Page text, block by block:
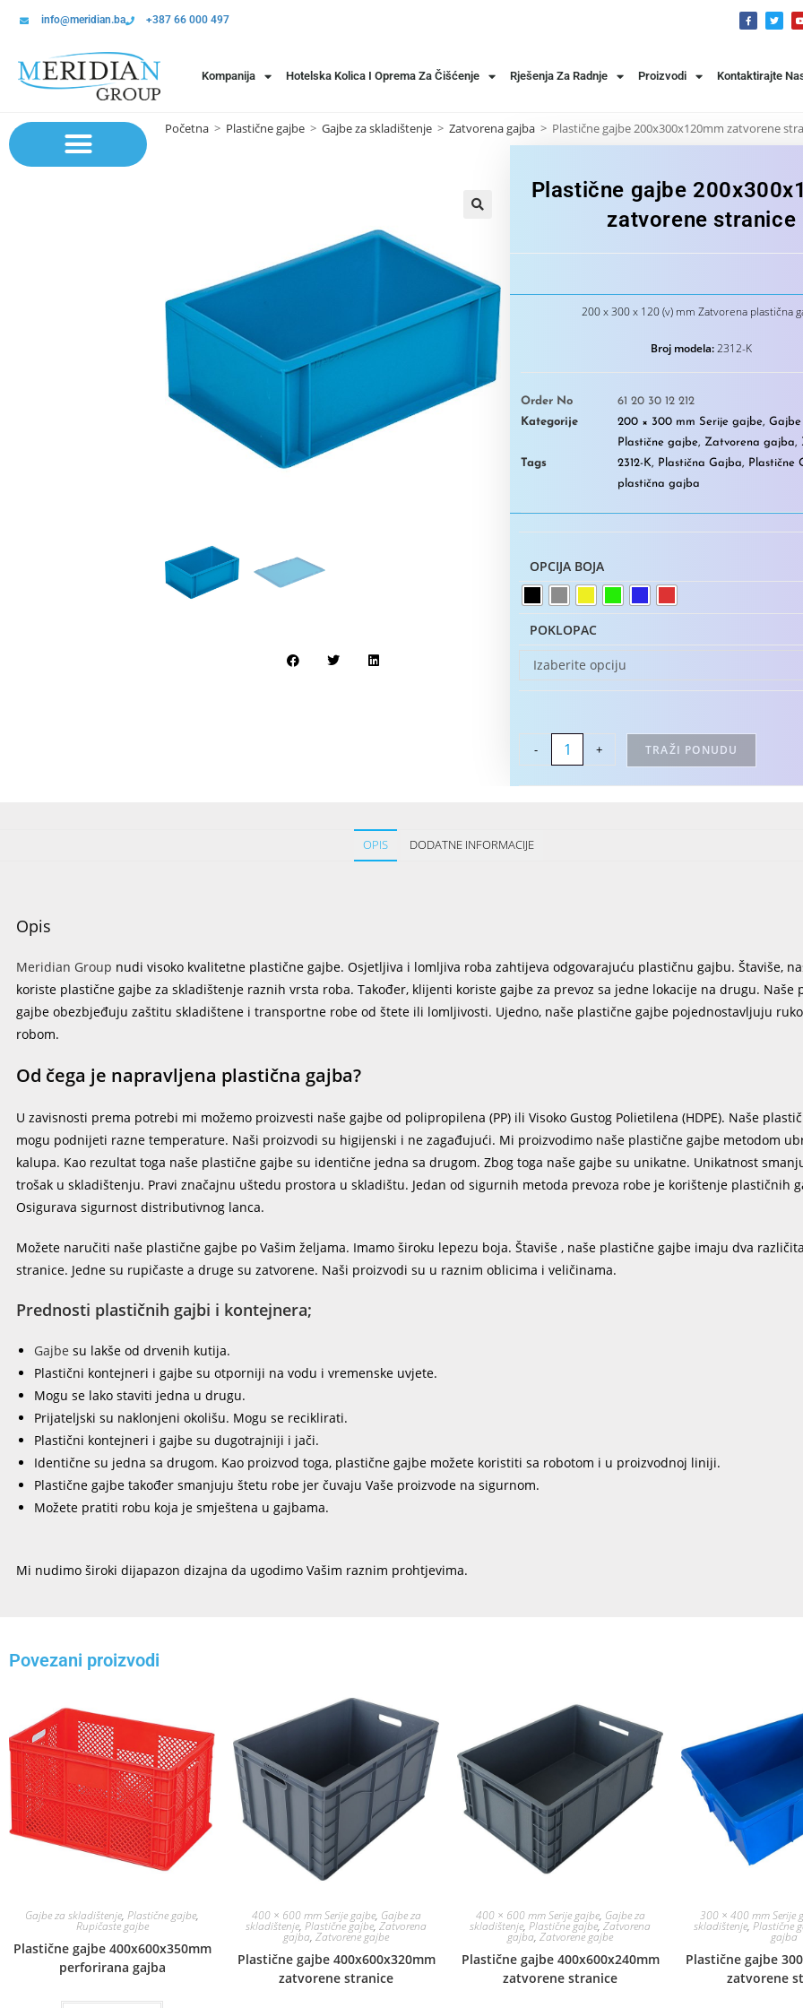
info@meridian.ba +387 66 000 497
Kompanija Hotelska Kolica I Oprema Za Čišćenje Rješenja Za Radnje Proizvodi Kontaktirajte
Početna > Plastične gajbe > Gajbe za skladištenje > Zatvorena gajba > Plastične gajbe 200x300x120mm zatvorene
Plastične gajbe
zatvorene stranice
200 x 300 x 120 (v) mm Zatvorena plastična
Broj modela:2312-K
Order No
61 20 30 12 212
Kategorije
200 × 300 mm Serije gajbe, Gajbe
Plastične gajbe, Zatvorena gajba,
Tags
2312-K, Plastična Gajba, Plastične
plastična gajba
OPCIJA BOJA
POKLOPAC
Izaberite opciju
- + TRAŽI PONUDU
OPIS DODATNE INFORMACIJE
Opis
Meridian Group nudi visoko kvalitetne plastične gajbe. Osjetljiva i lomljiva roba zahtijeva odgovarajuću plastičnu gajbu. Štaviše,
koriste plastične gajbe za skladištenje raznih vrsta roba. Također, klijenti koriste gajbe za prevoz sa jedne lokacije na drugu. Naše
gajbe obezbjeđuju zaštitu skladištene i transportne robe od štete ili lomljivosti. Ujedno, naše plastične gajbe pojednostavljuju
robom.
Od čega je napravljena plastična gajba?
U zavisnosti prema potrebi mi možemo proizvesti naše gajbe od polipropilena (PP) ili Visoko Gustog Polietilena (HDPE). Naše
mogu podnijeti razne temperature. Naši proizvodi su higijenski i ne zagađujući. Mi proizvodimo naše plastične gajbe metodom
kalupa. Kao rezultat toga naše plastične gajbe su identične jedna sa drugom. Zbog toga naše gajbe su unikatne. Unikatnost
trošak u skladištenju. Pravi značajnu uštedu prostora u skladištu. Jedan od sigurnih metoda prevoza robe je korištenje plastičnih
Osigurava sigurnost distributivnog lanca.
Možete naručiti naše plastične gajbe po Vašim željama. Imamo široku lepezu boja. Štaviše , naše plastične gajbe imaju dva
stranice. Jedne su rupičaste a druge su zatvorene. Naši proizvodi su u raznim oblicima i veličinama.
Prednosti plastičnih gajbi i kontejnera;
Gajbe su lakše od drvenih kutija.
Plastični kontejneri i gajbe su otporniji na vodu i vremenske uvjete.
Mogu se lako staviti jedna u drugu.
Prijateljski su naklonjeni okolišu. Mogu se reciklirati.
Plastični kontejneri i gajbe su dugotrajniji i jači.
Identične su jedna sa drugom. Kao proizvod toga, plastične gajbe možete koristiti sa robotom i u proizvodnoj liniji.
Plastične gajbe također smanjuju štetu robe jer čuvaju Vaše proizvode na sigurnom.
Možete pratiti robu koja je smještena u gajbama.
Mi nudimo široki dijapazon dizajna da ugodimo Vašim raznim prohtjevima.
Povezani proizvodi
Gajbe za skladištenje, Plastične gajbe,
Rupičaste gajbe
Plastične gajbe 400x600x350mm
perforirana gajba
400 × 600 mm Serije gajbe, Gajbe za
skladištenje, Plastične gajbe,Zatvorena
gajba, Zatvorene gajbe
Plastične gajbe 400x600x320mm
zatvorene stranice
400 × 600 mm Serije gajbe, Gajbe za
skladištenje, Plastične gajbe,Zatvorena
gajba, Zatvorene gajbe
Plastične gajbe 400x600x240mm
zatvorene stranice
300 × 400 mm Serije
skladištenje, Plastične
gajba
Plastične gajbe
zatvorene